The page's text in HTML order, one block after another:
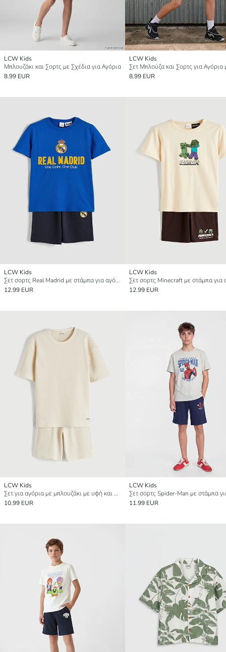
LCW Kids
Μπλουζάκι και Σορτς με Σχέδια για Αγόρια
8.99 EUR
LCW Kids
8.99 EUR
LCW Kids
Σετ σορτς Real Madrid με στάμπα για αγόρια
12.99 EUR
LCW Kids
Σετ σορτς Minecraft με στάμπα για
12.99 EUR
LCW Kids
Σετ για αγόρια με μπλουζάκι με υφή και σορτς
10.99 EUR
LCW Kids
11.99 EUR